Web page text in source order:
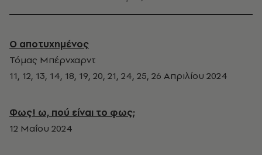
Ο αποτυχημένος
Τόμας Μπέρνχαρντ
11, 12, 13, 14, 18, 19, 20, 21, 24, 25, 26 Απριλίου 2024
Φως! ω, πού είναι το φως;
12 Μαΐου 2024